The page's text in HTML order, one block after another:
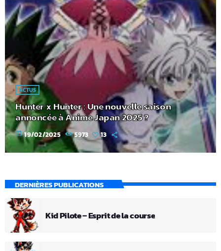
ACTUS
Hunter x Hunter : Une nouvelle saison
annoncée à Anime Japan 2025 ?
today 19/02/2025 5973 13
DERNIÈRES PUBLICATIONS
Kid Pilote – Esprit de la course